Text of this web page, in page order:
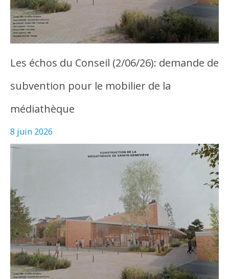
Les échos du Conseil (2/06/26): demande de
subvention pour le mobilier de la
médiathèque
8 juin 2026